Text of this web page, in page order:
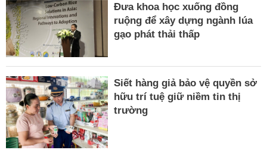
Đưa khoa học xuống đồng
ruộng để xây dựng ngành lúa
gạo phát thải thấp
Siết hàng giả bảo vệ quyền sở
hữu trí tuệ giữ niềm tin thị
trường